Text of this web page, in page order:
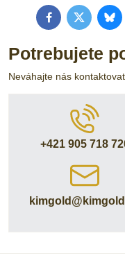
FacebookTwitter
Potrebujete
Neváhajte nás
+421 905 718